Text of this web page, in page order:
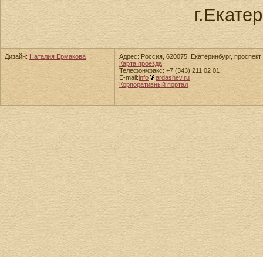
Дизайн: Наталия Ермакова
Адрес: Россия, 620075, Екатеринбург,
Карта проезда
Телефон/факс: +7 (343) 211 02 01
E-mail:info
ardashev.ru
Корпоративный портал